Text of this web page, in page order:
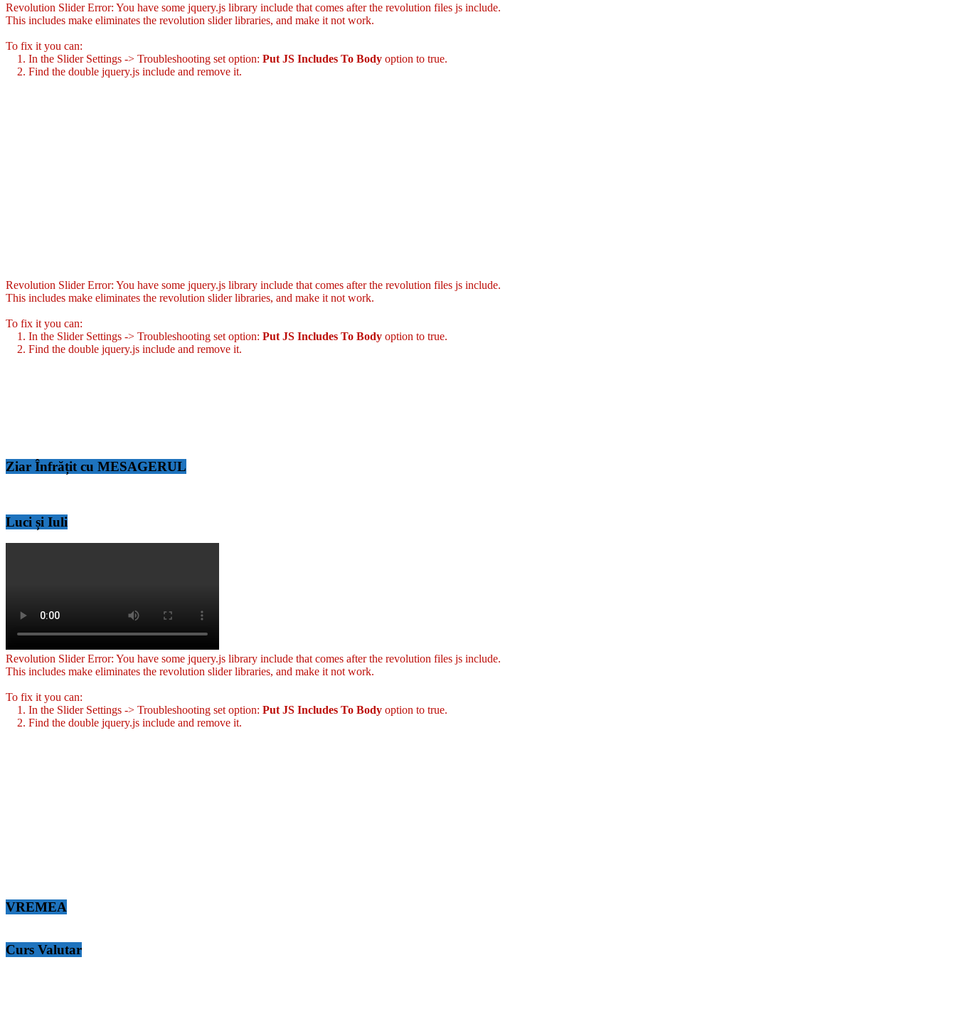
Revolution Slider Error: You have some jquery.js library include that comes after the revolution files js include.
This includes make eliminates the revolution slider libraries, and make it not work.
To fix it you can:
1. In the Slider Settings -> Troubleshooting set option: Put JS Includes To Body option to true.
2. Find the double jquery.js include and remove it.
Revolution Slider Error: You have some jquery.js library include that comes after the revolution files js include.
This includes make eliminates the revolution slider libraries, and make it not work.
To fix it you can:
1. In the Slider Settings -> Troubleshooting set option: Put JS Includes To Body option to true.
2. Find the double jquery.js include and remove it.
Ziar Înfrățit cu MESAGERUL
Luci și Iuli
Revolution Slider Error: You have some jquery.js library include that comes after the revolution files js include.
This includes make eliminates the revolution slider libraries, and make it not work.
To fix it you can:
1. In the Slider Settings -> Troubleshooting set option: Put JS Includes To Body option to true.
2. Find the double jquery.js include and remove it.
VREMEA
Curs Valutar